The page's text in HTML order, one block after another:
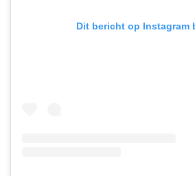
Dit bericht op Instagram